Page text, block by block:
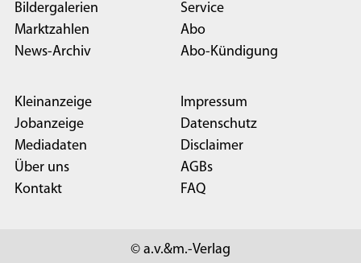
Bildergalerien
Marktzahlen
News-Archiv
Service
Abo
Abo-Kündigung
Kleinanzeige
Jobanzeige
Mediadaten
Über uns
Kontakt
Impressum
Datenschutz
Disclaimer
AGBs
FAQ
© a.v.&m.-Verlag